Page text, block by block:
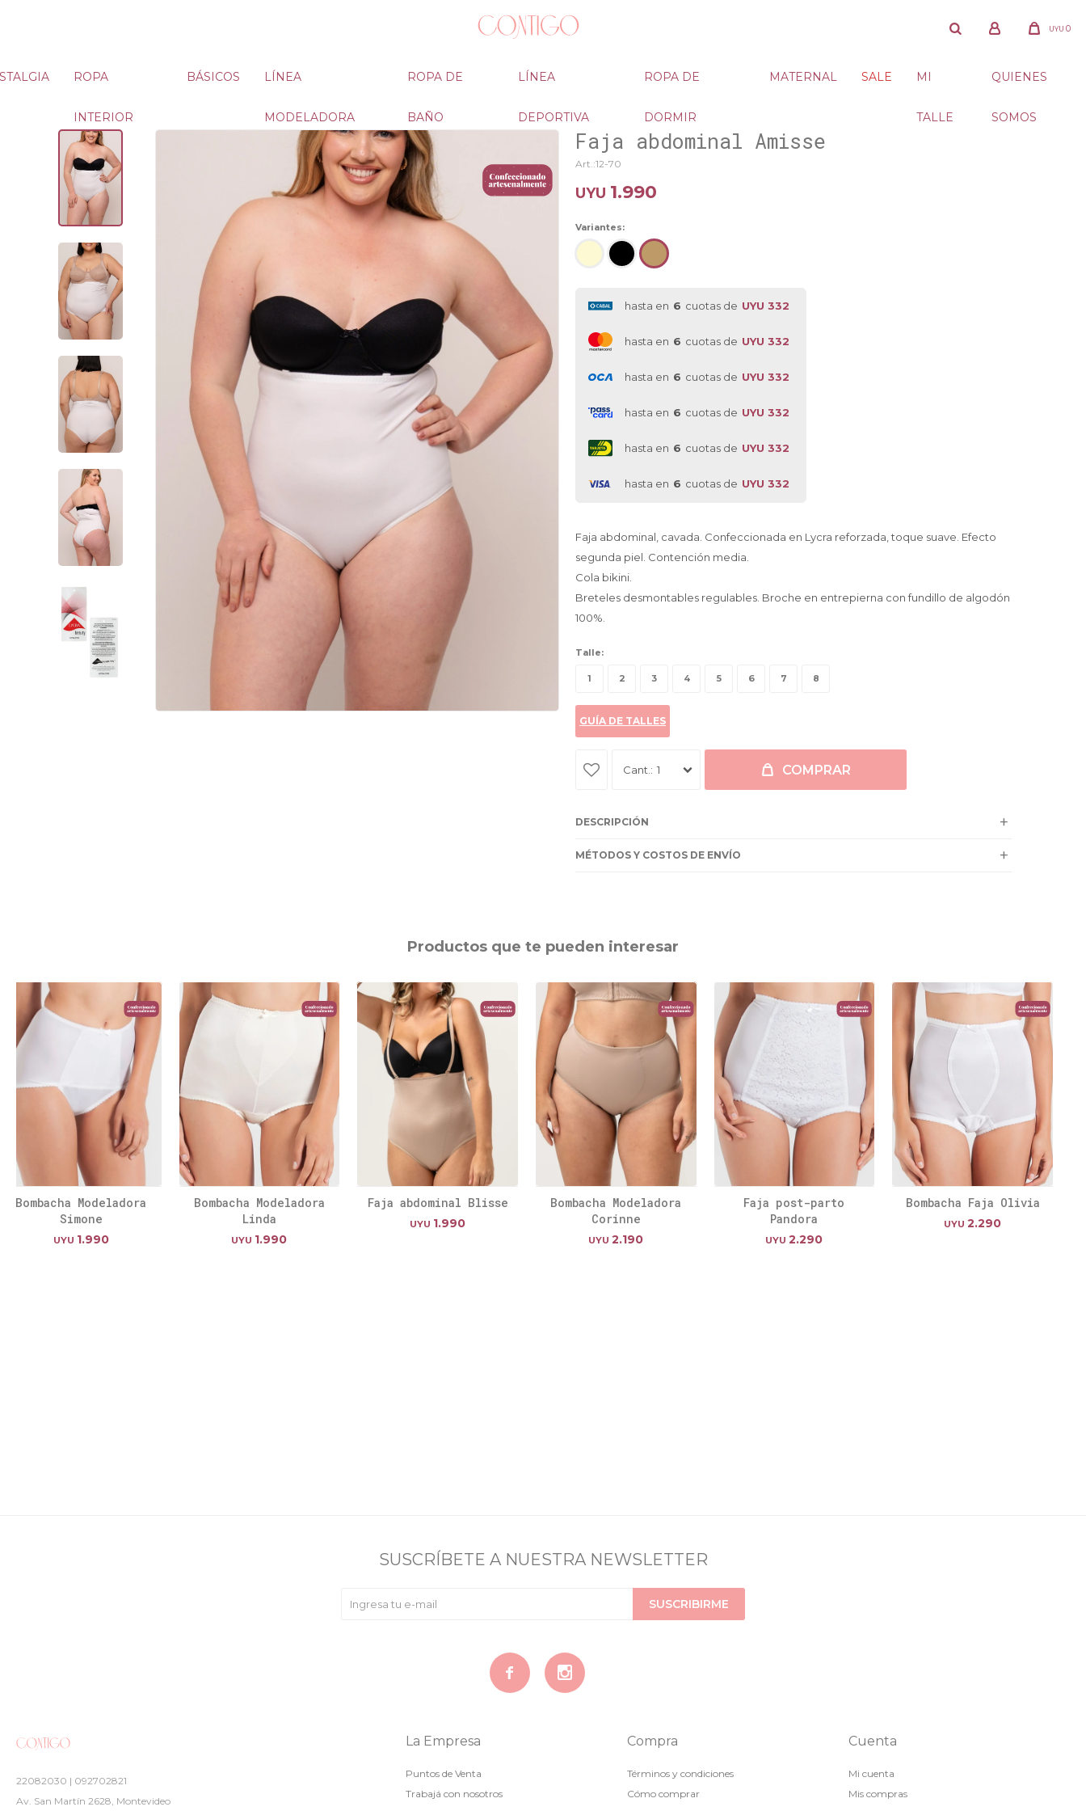
ROPA
INTERIOR
BÁSICOS LÍNEA
MODELADORA
ROPA DE
BAÑO
LÍNEA
DEPORTIVA
ROPA DE
DORMIR
MATERNAL SALE MI
TALLE
QUIENES
SOMOS
UYU 0
Faja abdominal Amisse
12-70
UYU 1.990
Variantes:
hasta en 6 cuotas de UYU 332
hasta en 6 cuotas de UYU 332
hasta en 6 cuotas de UYU 332
hasta en 6 cuotas de UYU 332
hasta en 6 cuotas de UYU 332
hasta en 6 cuotas de UYU 332
Faja abdominal, cavada. Confeccionada en Lycra reforzada, toque suave. Efecto
segunda piel. Contención media.
Cola bikini.
Breteles desmontables regulables. Broche en entrepierna con fundillo de algodón
100%.
Talle:
1 2 3 4 5 6 7 8
GUÍA DE TALLES
1 COMPRAR
DESCRIPCIÓN
MÉTODOS Y COSTOS DE ENVÍO
Productos que te pueden interesar
Bombacha Modeladora
Simone
UYU 1.990
Bombacha Modeladora
Linda
UYU 1.990
Faja abdominal Blisse
UYU 1.990
Bombacha Modeladora
Corinne
UYU 2.190
Faja post-parto
Pandora
UYU 2.290
Bombacha Faja Olivia
UYU 2.290
22082030 | 092702821
Av. San Martín 2628, Montevideo
La Empresa
Puntos de Venta
Trabajá con nosotros
Compra
Términos y condiciones
Cómo comprar
Cuenta
Mi cuenta
Mis compras
SUSCRÍBETE A NUESTRA NEWSLETTER
SUSCRIBIRME
 